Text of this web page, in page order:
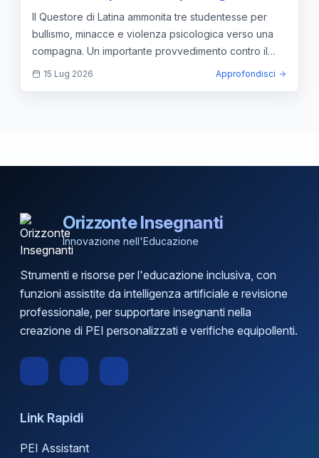
cyberbullismo
Il Questore di Latina ammonita tre studentesse per
bullismo, minacce e violenza psicologica verso una
compagna. Un importante provvedimento contro il
cyberbullismo.
15 Lug 2026 Approfondisci
Orizzonte Insegnanti
Innovazione nell'Educazione
Strumenti e risorse per l'educazione inclusiva, con
funzioni assistite da intelligenza artificiale e revisione
professionale, per supportare insegnanti nella
creazione di PEI personalizzati e verifiche equipollenti.
Link Rapidi
PEI Assistant